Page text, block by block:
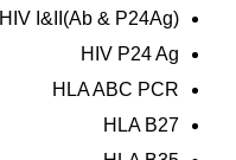
HIV I&II(Ab & P24Ag)
HIV P24 Ag
HLA ABC PCR
HLA B27